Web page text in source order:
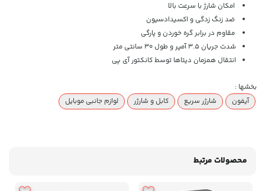
امکان شارژ با سرعت بالا
ضد زنگ زدگی و اکسیدادسیون
مقاوم در برابر گره خوردن و پارگی
شدت جریان 3.5 آمپر و طول 30 سانتی متر
انتقال همزمان دیتاها توسط کانکتور آی پی
بخشها :
آیفون
شارژر سریع کابل و شارژر لوازم جانبی موبایل
محصولات مرتبط